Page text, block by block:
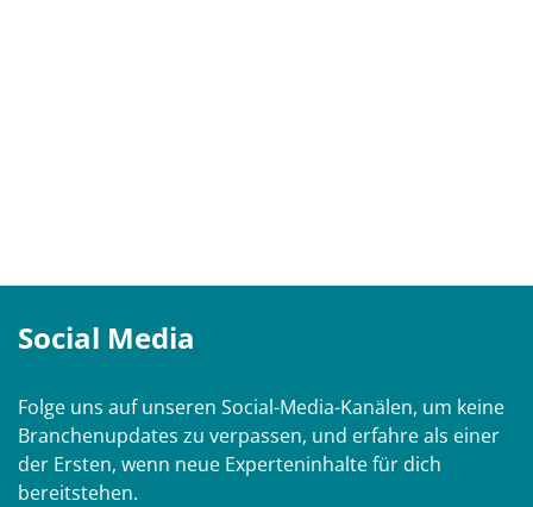
Social Media
Folge uns auf unseren Social-Media-Kanälen, um keine
Branchenupdates zu verpassen, und erfahre als einer
der Ersten, wenn neue Experteninhalte für dich
bereitstehen.